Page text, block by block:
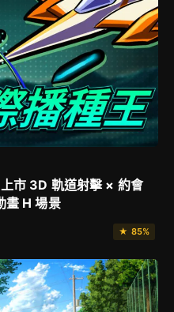
市 3D 軌道射擊 × 約會
畫 H 場景
★ 85%